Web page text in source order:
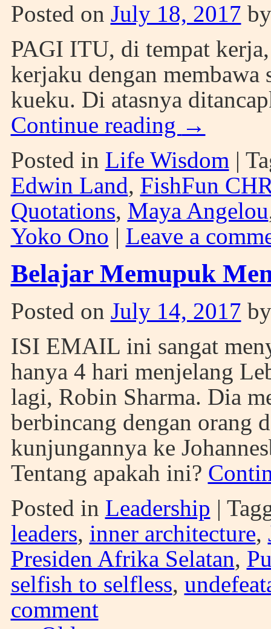
Posted on July 18, 2017 by
PAGI ITU, di tempat
kerjaku dengan
kueku. Di atasnya
Continue reading →
Posted in Life Wisdom |
Edwin Land, FishFun
Quotations, Maya Angelou
Yoko Ono | Leave a
Belajar Memupuk
Posted on July 14, 2017 by
ISI EMAIL ini sangat
hanya 4 hari menjelang
lagi, Robin Sharma. Dia
berbincang dengan orang
kunjungannya ke
Tentang apakah ini?
Posted in Leadership |
leaders, inner architecture,
Presiden Afrika Selatan,
selfish to selfless,
comment